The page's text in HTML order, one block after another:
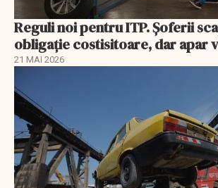
Reguli noi pentru ITP. Șoferii
obligație costisitoare, dar apar
21 MAI 2026